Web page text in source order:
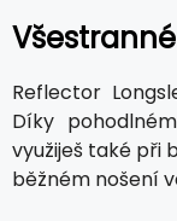
Reflector
Díky
využiješ také při
běžném nošení